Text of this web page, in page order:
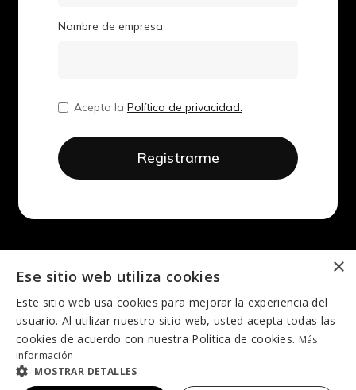
Nombre de empresa
Acepto la Política de privacidad.
×
Ese sitio web utiliza cookies
Este sitio web usa cookies para mejorar la experiencia del
usuario. Al utilizar nuestro sitio web, usted acepta todas las
cookies de acuerdo con nuestra Política de cookies. Más
información
MOSTRAR DETALLES